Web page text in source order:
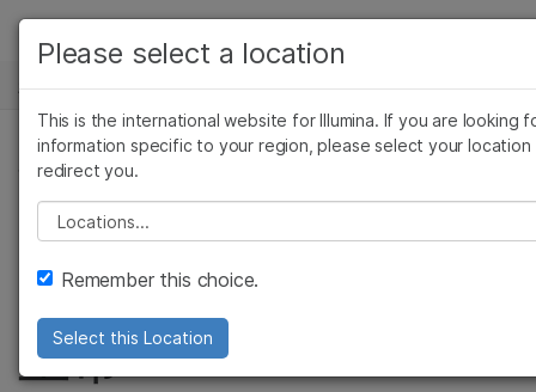
Skip to content
解决方案
学习
公司
支持
推荐内容链接
新闻中心
复杂疾病基因组学, 遗传&罕见疾病
Illumina Global
Diversity Array现已
上市
查看更多相关内容。选择您感兴趣的领域:
癌症研究
微生物学
农业基因组学
复杂疾病
临床肿瘤学
遗传病和罕见病
Please select a location
This is the international website for Illumina. If you are looking
information specific to your region, please select your location
redirect you.
Please select a location
Remember this choice.
Select this Location